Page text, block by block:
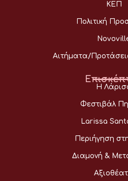
ΚΕΠ
Πολιτική
Αιτήματα/
Η
Φεστιβάλ
Larissa
Περιήγηση
Διαμονή &